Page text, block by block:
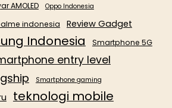
AMOLED Oppo Indonesia
indonesia Review Gadget
Indonesia
Smartphone 5G
entry level
Smartphone gaming
teknologi mobile